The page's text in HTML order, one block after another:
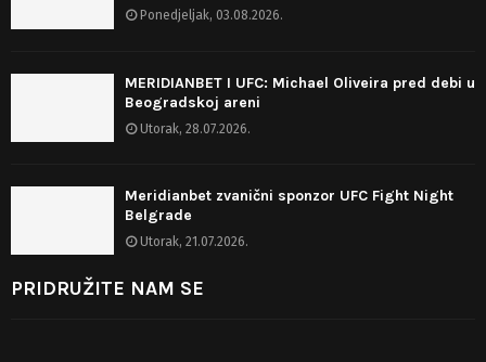
Ponedjeljak, 03.08.2026.
MERIDIANBET I UFC: Michael Oliveira pred debi u
Beogradskoj areni
Utorak, 28.07.2026.
Meridianbet zvanični sponzor UFC Fight Night
Belgrade
Utorak, 21.07.2026.
PRIDRUŽITE NAM SE